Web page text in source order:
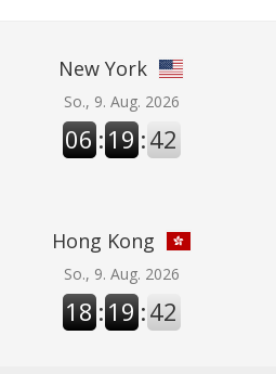
New York
So., 9. Aug. 2026
06 :19 :43
Hong Kong
So., 9. Aug. 2026
18 :19 :43